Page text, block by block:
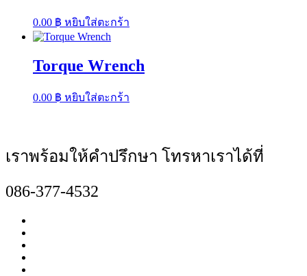
0.00 ฿ หยิบใส่ตะกร้า
Torque Wrench
0.00 ฿ หยิบใส่ตะกร้า
เราพร้อมให้คำปรึกษา โทรหาเราได้ที่
086-377-4532